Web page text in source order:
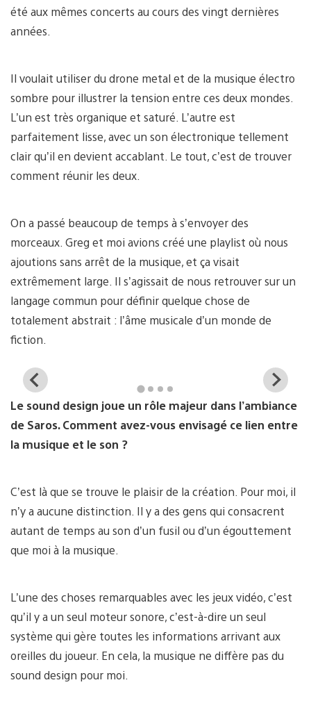
été aux mêmes concerts au cours des vingt dernières
années.
Il voulait utiliser du drone metal et de la musique électro
sombre pour illustrer la tension entre ces deux mondes.
L’un est très organique et saturé. L’autre est
parfaitement lisse, avec un son électronique tellement
clair qu’il en devient accablant. Le tout, c’est de trouver
comment réunir les deux.
On a passé beaucoup de temps à s’envoyer des
morceaux. Greg et moi avions créé une playlist où nous
ajoutions sans arrêt de la musique, et ça visait
extrêmement large. Il s’agissait de nous retrouver sur un
langage commun pour définir quelque chose de
totalement abstrait : l’âme musicale d’un monde de
fiction.
View
download
image
Le sound design joue un rôle majeur dans l’ambiance
de Saros. Comment avez-vous envisagé ce lien entre
la musique et le son ?
C’est là que se trouve le plaisir de la création. Pour moi, il
n’y a aucune distinction. Il y a des gens qui consacrent
autant de temps au son d’un fusil ou d’un égouttement
que moi à la musique.
L’une des choses remarquables avec les jeux vidéo, c’est
qu’il y a un seul moteur sonore, c’est-à-dire un seul
système qui gère toutes les informations arrivant aux
oreilles du joueur. En cela, la musique ne diffère pas du
sound design pour moi.